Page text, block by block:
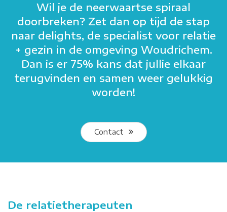
Wil je de neerwaartse spiraal
doorbreken? Zet dan op tijd de stap
naar delights, de specialist voor relatie
+ gezin in de omgeving Woudrichem.
Dan is er 75% kans dat jullie elkaar
terugvinden en samen weer gelukkig
worden!
Contact
De relatietherapeuten